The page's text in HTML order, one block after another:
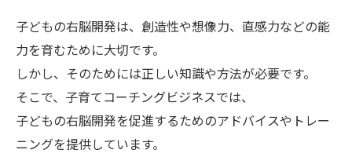
子どもの右脳開発は、創造性や想像力、直感力などの能
力を育むために大切です。
しかし、そのためには正しい知識や方法が必要です。
そこで、子育てコーチングビジネスでは、
子どもの右脳開発を促進するためのアドバイスやトレー
ニングを提供しています。